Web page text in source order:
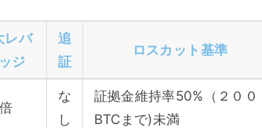
レバ
ジ
追
証
ロスカット基準
な
し
証拠金維持率50%（２００
BTCまで)未満